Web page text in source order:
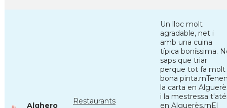
Alghero
Restaurants
Un lloc molt
agradable, net i
amb una cuina
típica boníssima.
saps que triar
perque tot fa molt
bona
la carta en
i la mestressa
en Alguerès.rnEl